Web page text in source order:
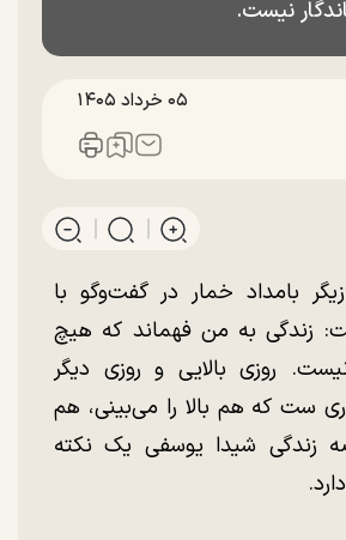
نیست.
۰۵ خرداد ۱۴۰۵
بامداد خمار در گفت‌و‌گو با
زندگی به من فهماند که هیچ
روزی بالایی و روزی دیگر
ست که هم بالا را می‌بینی، هم
زندگی شیدا یوسفی یک نکته